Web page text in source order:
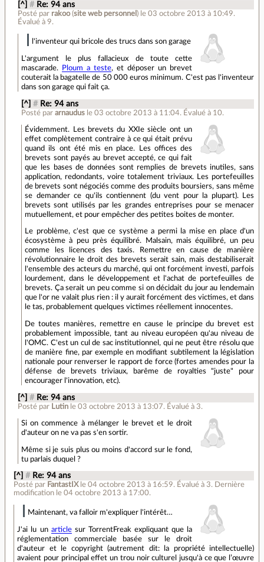
[^] # Re: 94 ans
Posté par rakoo(site web personnel ) le 03 octobre 2013 à 10:49.
Évalué à 9.
l'inventeur qui bricole des trucs dans son garage
L'argument le plus fallacieux de toute cette
mascarade.
Ploum a teste, et déposer un brevet
couterait la bagatelle de 50 000 euros minimum. C'est pas l'inventeur
dans son garage qui fait ça.
[^] # Re: 94 ans
Posté pararnaudus le 03 octobre 2013 à 11:04. Évalué à 10.
Évidemment. Les brevets du XXIe siècle ont un
effet complètement contraire à ce qui était prévu
quand ils ont été mis en place. Les offices des
brevets sont payés au brevet accepté, ce qui fait
que les bases de données sont remplies de brevets inutiles, sans
application, redondants, voire totalement triviaux. Les portefeuilles
de brevets sont négociés comme des produits boursiers, sans même
se demander ce qu'ils contiennent (du vent pour la plupart). Les
brevets sont utilisés par les grandes entreprises pour se menacer
mutuellement, et pour empêcher des petites boites de monter.
Le problème, c'est que ce système a permi la mise en place d'un
écosystème à peu près équilibré. Malsain, mais équilibré, un peu
comme les licences des taxis. Remettre en cause de manière
révolutionnaire le droit des brevets serait sain, mais destabiliserait
l'ensemble des acteurs du marché, qui ont forcément investi, parfois
lourdement, dans le développement et l'achat de portefeuilles de
brevets. Ça serait un peu comme si on décidait du jour au lendemain
que l'or ne valait plus rien : il y aurait forcément des victimes, et dans
le tas, probablement quelques victimes réellement innocentes.
De toutes manières, remettre en cause le principe du brevet est
probablement impossible, tant au niveau européen qu'au niveau de
l'OMC. C'est un cul de sac institutionnel, qui ne peut être résolu que
de manière fine, par exemple en modifiant subtilement la législation
nationale pour renverser le rapport de force (fortes amendes pour la
défense de brevets triviaux, barême de royalties "juste" pour
encourager l'innovation, etc).
[^] # Re: 94 ans
Posté par Lutin le 03 octobre 2013 à 13:07. Évalué à 3.
Si on commence à mélanger le brevet et le droit
d'auteur on ne va pas s'en sortir.
Même si je suis plus ou moins d'accord sur le fond,
tu parlais duquel ?
[^] # Re: 94 ans
Posté par FantastIX le 04 octobre 2013 à 16:59. Évalué à 3.
Dernière
modification le 04 octobre 2013 à 17:00.
Maintenant, va falloir m'expliquer l'intérêt…
J'ai lu un articlesur TorrentFreak expliquant que la
réglementation commerciale basée sur le droit
d'auteur et le copyright (autrement dit: la propriété intellectuelle)
avaient pour principal effet un trou noir culturel jusqu'à ce que l’œuvre